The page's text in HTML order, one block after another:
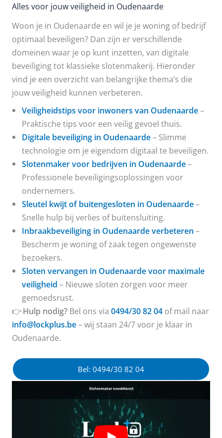
Alles voor jouw veiligheid in Oudenaarde
Woon je in Oudenaarde en wil je je woning of bedrijf
optimaal beveiligen? Dan zijn er verschillende
domeinen waar je op kunt inzetten, van digitale
beveiliging tot klassieke slotenmakerij. Hieronder
vind je een overzicht van belangrijke thema’s die
jouw veiligheid kunnen verbeteren.
Veiligheidstips voor inwoners van Oudenaarde–
Praktische tips voor een veilig gevoel thuis.
Digitale beveiliging in Oudenaarde– Slimme
technologie om je eigendom digitaal te beveiligen.
Slotenmaker voor bedrijven in Oudenaarde–
Professionele beveiligingsoplossingen voor
ondernemers.
Sleutel kwijt of buitengesloten in Oudenaarde–
Snelle hulp bij verlies of buitensluiting.
Inbraakbeveiliging in Oudenaarde verbeteren –
Bescherm je woning of zaak tegen ongewenste
bezoekers.
Sloten vervangen in Oudenaarde voor maximale
veiligheid – Nieuwe sloten zorgen voor meer
gemoedsrust.
👉Hulp nodig? Bel ons via 0494/30 82 04 of mail naar
info@lockplus.be– wij staan 24/7 voor je klaar in
Oudenaarde.
Bel: 0494/30 82 04